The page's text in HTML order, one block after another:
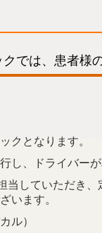
では、 患者様
クとなります。
し、ドライバー
当していただき
います。
ル）